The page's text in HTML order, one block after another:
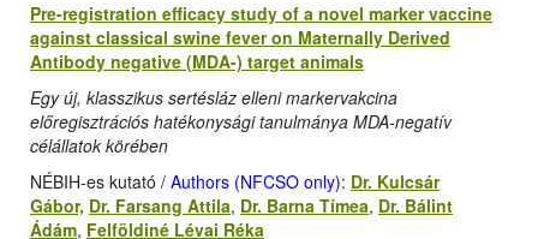
Pre-registration efficacy study of a novel marker vaccine
against classical swine fever on Maternally Derived
Antibody negative (MDA-) target animals
Egy új, klasszikus sertésláz elleni markervakcina
előregisztrációs hatékonysági tanulmánya MDA-negatív
célállatok körében
NÉBIH-es kutató / Authors (NFCSO only): Dr. Kulcsár
Gábor, Dr. Farsang Attila, Dr. Barna Tímea, Dr. Bálint
Ádám, Felföldiné Lévai Réka